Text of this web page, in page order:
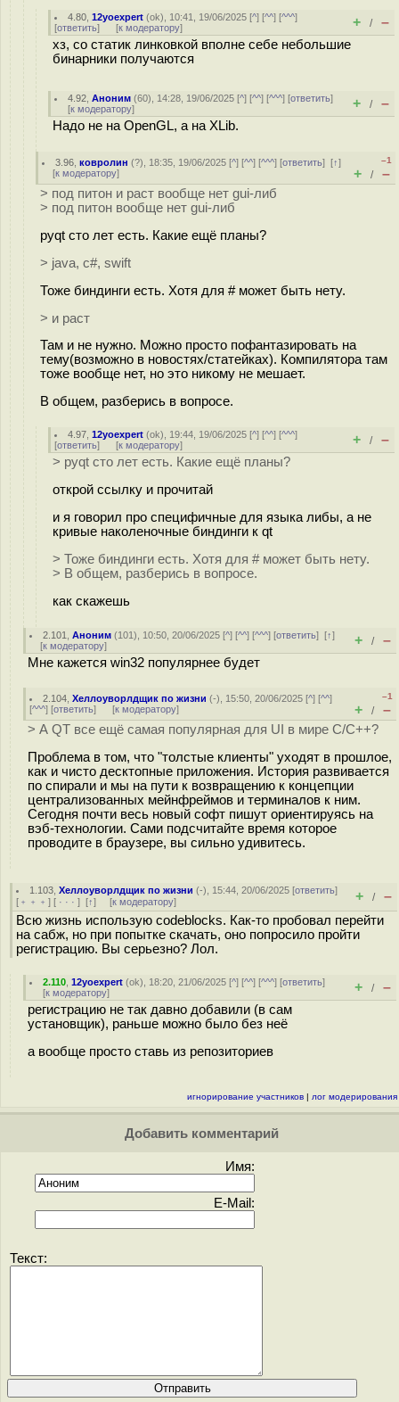
4.80 ,12yoexpert (ok), 10:41, 19/06/2025 [^] [^^] [^^^]
[ответить] [к модератору] + / –
хз, со статик линковкой вполне себе небольшие
бинарники получаются
4.92 ,Аноним (60), 14:28, 19/06/2025 [^] [^^] [^^^] [ответить]
[к модератору] + / –
Надо не на OpenGL, а на XLib.
3.96 ,ковролин (?), 18:35, 19/06/2025 [^] [^^] [^^^] [ответить][↑]
[к модератору]
–1
+ / –
> под питон и раст вообще нет gui-либ
> под питон вообще нет gui-либ
pyqt сто лет есть. Какие ещё планы?
> java, с#, swift
Тоже биндинги есть. Хотя для # может быть нету.
> и раст
Там и не нужно. Можно просто пофантазировать на
тему(возможно в новостях/статейках). Компилятора там
тоже вообще нет, но это никому не мешает.
В общем, разберись в вопросе.
4.97 ,12yoexpert (ok), 19:44, 19/06/2025 [^] [^^] [^^^]
[ответить] [к модератору] + / –
> pyqt сто лет есть. Какие ещё планы?
открой ссылку и прочитай
и я говорил про специфичные для языка либы, а не
кривые наколеночные биндинги к qt
> Тоже биндинги есть. Хотя для # может быть нету.
> В общем, разберись в вопросе.
как скажешь
2.101 ,Аноним (101), 10:50, 20/06/2025 [^] [^^] [^^^] [ответить][↑]
[к модератору] + / –
Мне кажется win32 популярнее будет
2.104 ,Хеллоуворлдщик по жизни (-), 15:50, 20/06/2025 [^] [^^]
[^^^] [ответить] [к модератору]
–1
+ / –
> А QT все ещё самая популярная для UI в мире C/C++?
Проблема в том, что "толстые клиенты" уходят в прошлое,
как и чисто десктопные приложения. История развивается
по спирали и мы на пути к возвращению к концепции
централизованных мейнфреймов и терминалов к ним.
Сегодня почти весь новый софт пишут ориентируясь на
вэб-технологии. Сами подсчитайте время которое
проводите в браузере, вы сильно удивитесь.
1.103 ,Хеллоуворлдщик по жизни (-), 15:44, 20/06/2025 [ответить]
[ ﹢﹢﹢ ] [ · · · ] [↑] [к модератору] + / –
Всю жизнь использую codeblocks. Как-то пробовал перейти
на сабж, но при попытке скачать, оно попросило пройти
регистрацию. Вы серьезно? Лол.
2.110 ,12yoexpert (ok), 18:20, 21/06/2025 [^] [^^] [^^^] [ответить]
[к модератору] + / –
регистрацию не так давно добавили (в сам
установщик), раньше можно было без неё
а вообще просто ставь из репозиториев
игнорирование участников | лог модерирования
Добавить комментарий
Имя:
E-Mail:
Текст: